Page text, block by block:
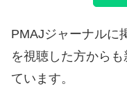
PMAJジャーナルに
を視聴した方から
ています。